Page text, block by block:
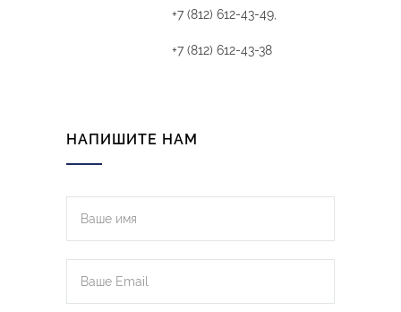
+7 (812) 612-43-49,
+7 (812) 612-43-38
НАПИШИТЕ НАМ